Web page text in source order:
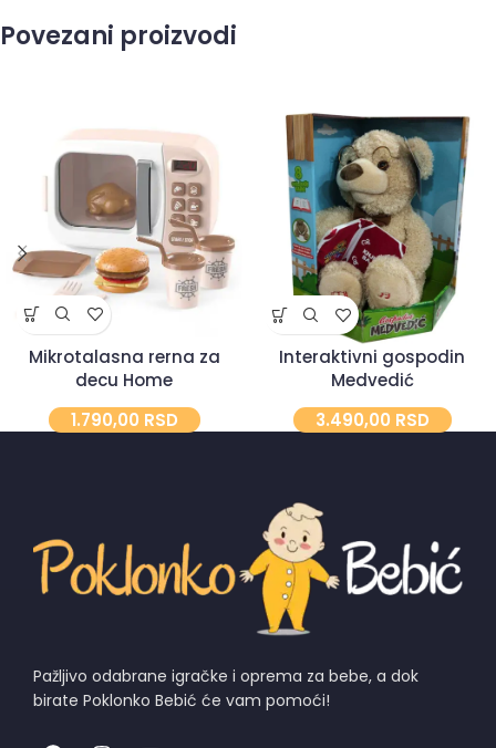
Povezani proizvodi
Mikrotalasna rerna za
decu Home
1.790,00 RSD
Interaktivni gospodin
Medvedić
3.490,00 RSD
Pažljivo odabrane igračke i oprema za bebe, a dok
birate Poklonko Bebić će vam pomoći!